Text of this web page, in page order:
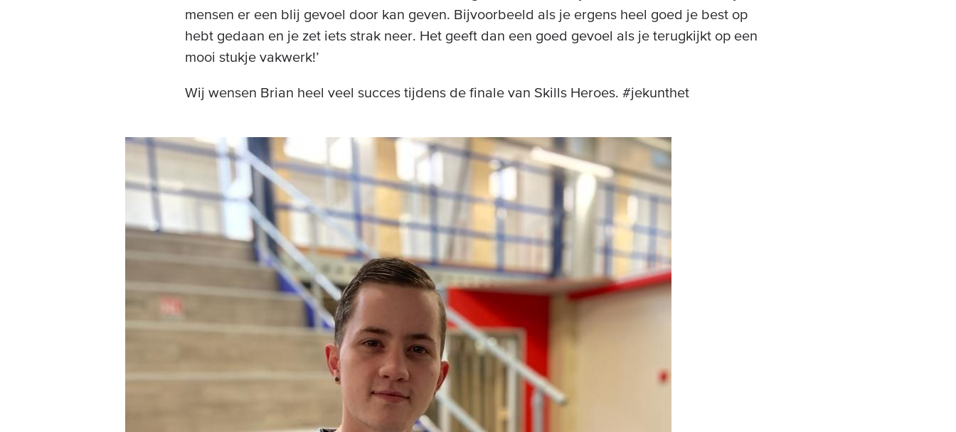
mensen er een blij gevoel door kan geven. Bijvoorbeeld als je ergens heel goed je best op
hebt gedaan en je zet iets strak neer. Het geeft dan een goed gevoel als je terugkijkt op een
mooi stukje vakwerk!’
Wij wensen Brian heel veel succes tijdens de finale van Skills Heroes. #jekunthet